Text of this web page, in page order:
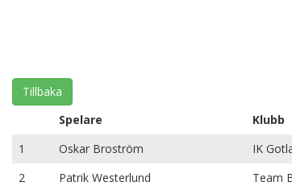
Tillbaka
Spelare
Klubb
1
Oskar Broström IK
2
Patrik Westerlund Team